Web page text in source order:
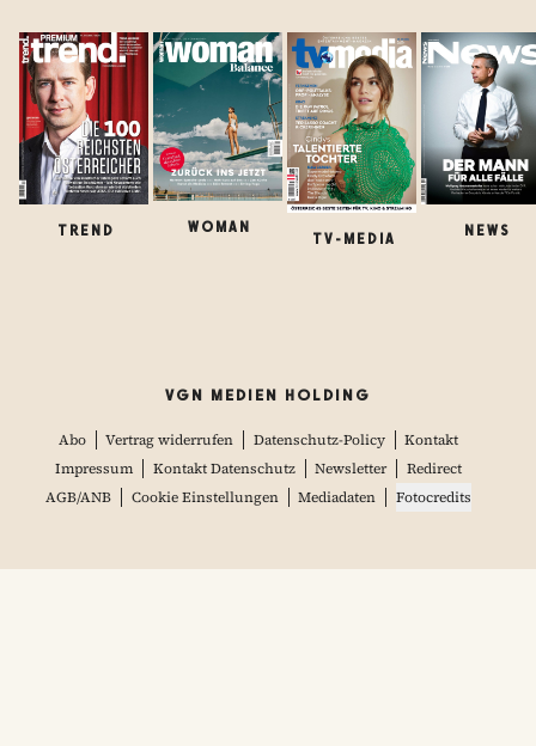
TREND WOMAN
TV-MEDIA
NEWS
VGN MEDIEN HOLDING
Abo Vertrag widerrufen Datenschutz-Policy
Kontakt
Impressum
Kontakt Datenschutz Newsletter
Redirect
AGB/ANB
Cookie Einstellungen Mediadaten Fotocredits